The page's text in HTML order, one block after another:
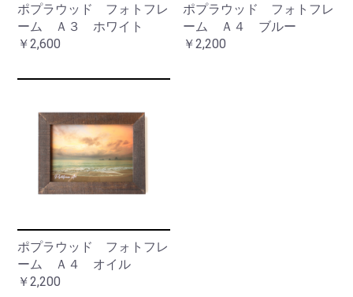
ポプラウッド フォトフレ
ーム Ａ３ ホワイト
￥2,600
ポプラウッド フォトフレ
ーム Ａ４ ブルー
￥2,200
ポプラウッド フォトフレ
ーム Ａ４ オイル
￥2,200